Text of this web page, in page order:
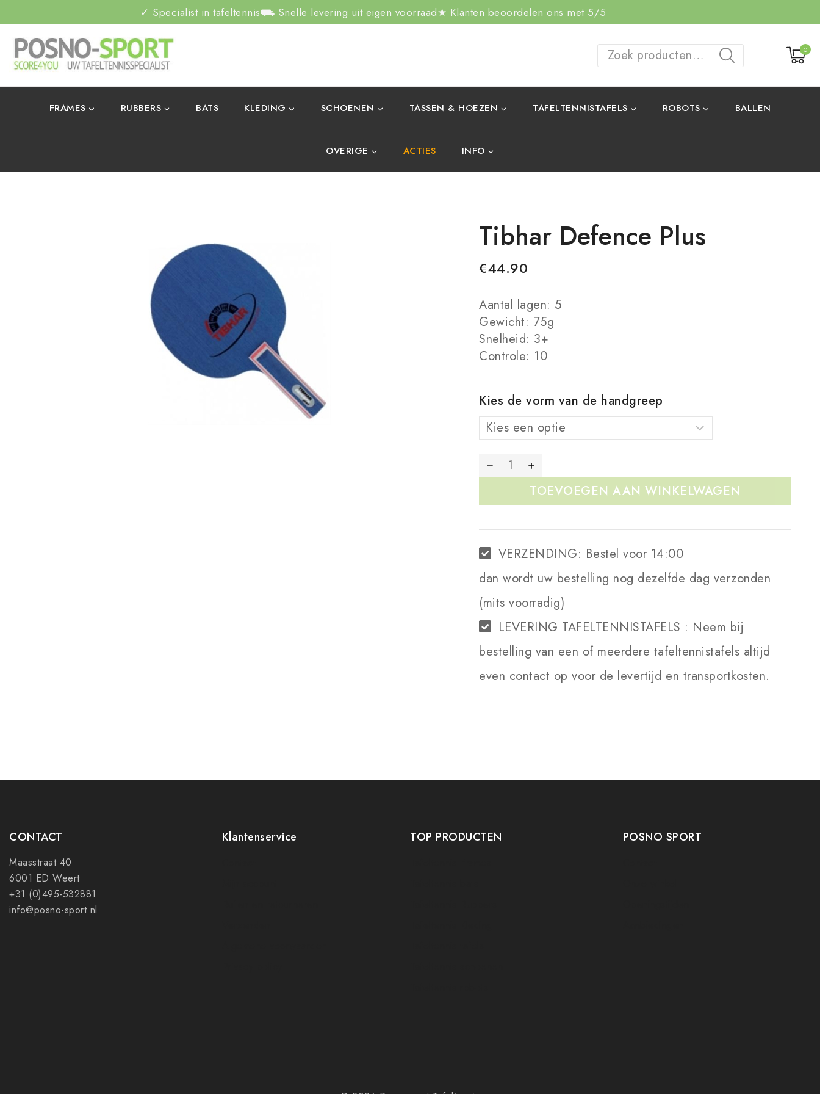
✓ Specialist in tafeltennis⛟ Snelle levering uit eigen voorraad★ Klanten beoordelen ons met 5/5
ZOEKEN
0
FRAMES RUBBERS BATS KLEDING SCHOENEN TASSEN & HOEZEN TAFELTENNISTAFELS ROBOTS BALLEN
OVERIGE ACTIES INFO
Tibhar Defence Plus
€44.90
Aantal lagen: 5
Gewicht: 75g
Snelheid: 3+
Controle: 10
Kies de vorm van de handgreep
TOEVOEGEN AAN WINKELWAGEN
VERZENDING: Bestel voor 14:00
dan wordt uw bestelling nog dezelfde dag verzonden
(mits voorradig)
LEVERING TAFELTENNISTAFELS : Neem bij
bestelling van een of meerdere tafeltennistafels altijd
even contact op voor de levertijd en transportkosten.
CONTACT
Maasstraat 40
6001 ED Weert
+31 (0)495-532881
info@posno-sport.nl
Klantenservice TOP PRODUCTEN POSNO SPORT